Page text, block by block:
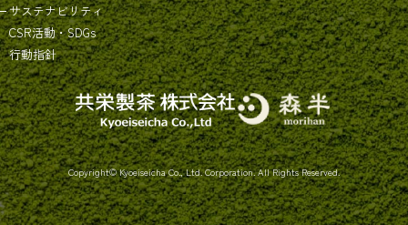
サステナビリティ
CSR活動・SDGs
行動指針
Copyright© Kyoeiseicha Co., Ltd. Corporation. All Rights Reserved.